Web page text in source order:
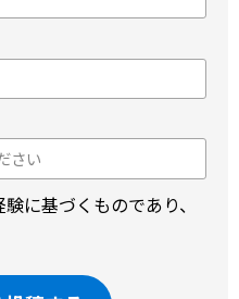
に基づくものであり、